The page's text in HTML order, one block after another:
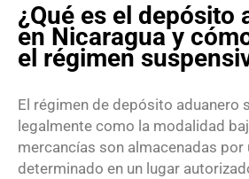
¿Qué es el depósito
en Nicaragua y
el régimen
El régimen de depósito aduanero
legalmente como la modalidad
mercancías son almacenadas por
determinado en un lugar